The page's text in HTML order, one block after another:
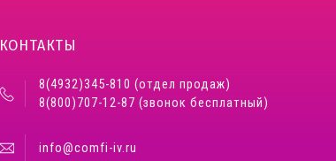
КОНТАКТЫ
8(4932)345-810 (отдел продаж)
8(800)707-12-87 (звонок бесплатный)
info@comfi-iv.ru